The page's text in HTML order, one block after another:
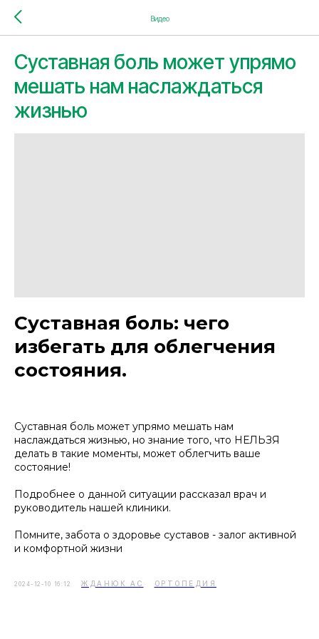
Видео
Суставная боль может упрямо
мешать нам наслаждаться
жизнью
Суставная боль: чего
избегать для облегчения
состояния.
Суставная боль может упрямо мешать нам
наслаждаться жизнью, но знание того, что НЕЛЬЗЯ
делать в такие моменты, может облегчить ваше
состояние!
Подробнее о данной ситуации рассказал врач и
руководитель нашей клиники.
Помните, забота о здоровье суставов - залог активной
и комфортной жизни
2024-12-10 16:12 ЖДАНЮК АС ОРТОПЕДИЯ